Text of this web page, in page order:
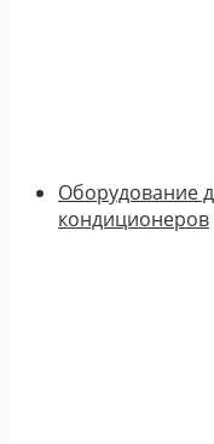
Оборудование
кондиционеров